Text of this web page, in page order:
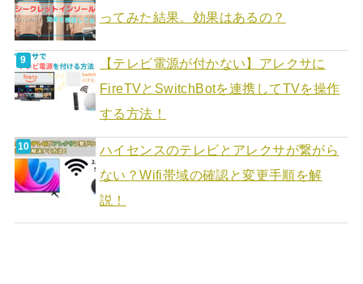
ってみた結果。効果はあるの？
【テレビ電源が付かない】アレクサに
FireTVとSwitchBotを連携してTVを操作
する方法！
ハイセンスのテレビとアレクサが繋がら
ない？Wifi帯域の確認と変更手順を解
説！